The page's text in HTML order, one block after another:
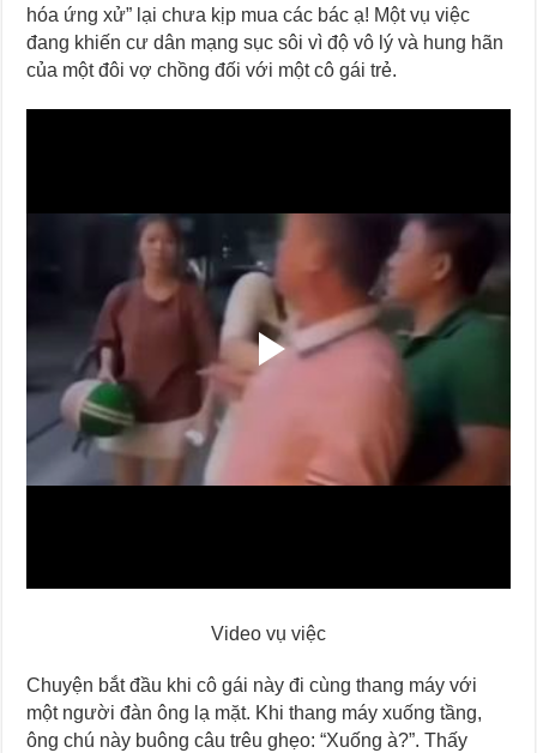
hóa ứng xử” lại chưa kịp mua các bác ạ! Một vụ việc
đang khiến cư dân mạng sục sôi vì độ vô lý và hung hãn
của một đôi vợ chồng đối với một cô gái trẻ.
Video vụ việc
Chuyện bắt đầu khi cô gái này đi cùng thang máy với
một người đàn ông lạ mặt. Khi thang máy xuống tầng,
ông chú này buông câu trêu ghẹo: “Xuống à?”. Thấy